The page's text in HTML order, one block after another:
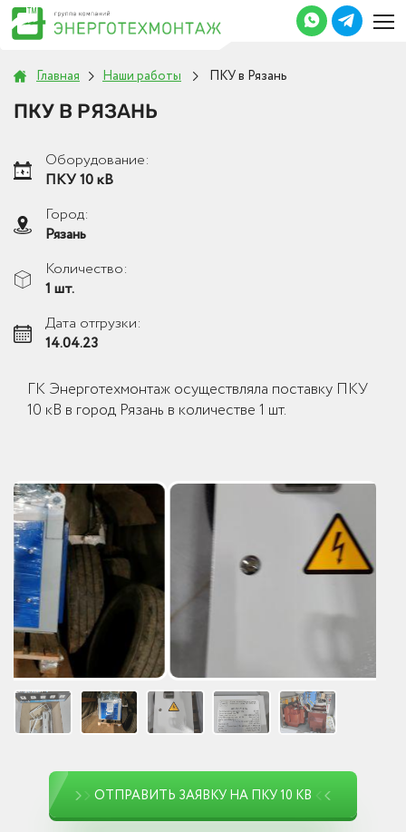
Главная Наши работы ПКУ в Рязань
ПКУ В РЯЗАНЬ
Оборудование:
ПКУ 10 кВ
Город:
Рязань
Количество:
1 шт.
Дата отгрузки:
14.04.23
ГК Энерготехмонтаж осуществляла поставку ПКУ
10 кВ в город Рязань в количестве 1 шт.
ОТПРАВИТЬ ЗАЯВКУ НА ПКУ 10 КВ